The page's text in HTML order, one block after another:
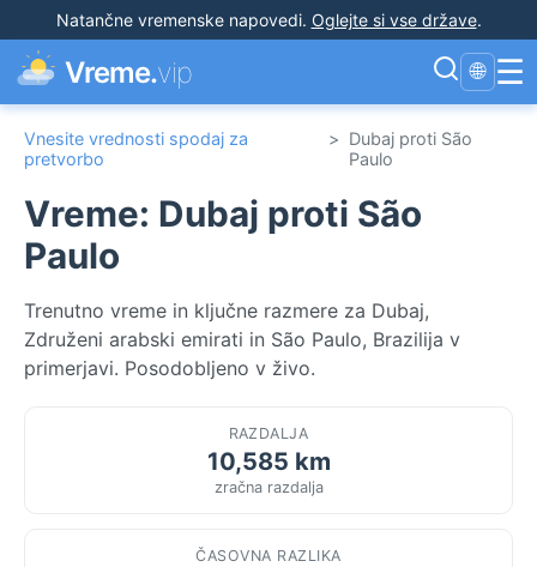
Natančne vremenske napovedi. Oglejte si vse države.
Vreme.vip 🌐 ☰
Vnesite vrednosti spodaj za
pretvorbo
> Dubaj proti São
Paulo
Vreme: Dubaj proti São
Paulo
Trenutno vreme in ključne razmere za Dubaj,
Združeni arabski emirati in São Paulo, Brazilija v
primerjavi. Posodobljeno v živo.
RAZDALJA
10,585 km
zračna razdalja
ČASOVNA RAZLIKA